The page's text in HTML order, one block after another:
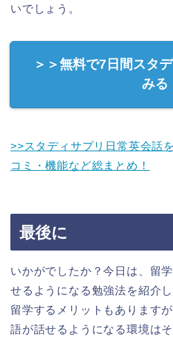
いでしょう。
＞＞無料で7日間スタ
みる
>>スタディサプリ日常英会話
コミ・機能など総まとめ！
最後に
いかがでしたか？今日は、留
せるようになる勉強法を紹介
留学するメリットもあります
語が話せるようになる環境は